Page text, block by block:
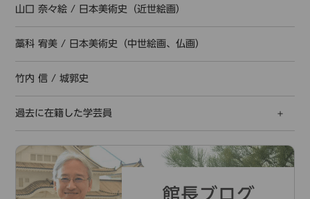
山口 奈々絵 / 日本美術史（近世絵画）
藁科 宥美 / 日本美術史（中世絵画、仏画）
竹内 信 /城郭史
過去に在籍した学芸員